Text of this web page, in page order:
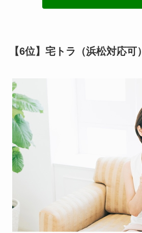
【6位】宅トラ（浜松対応可）